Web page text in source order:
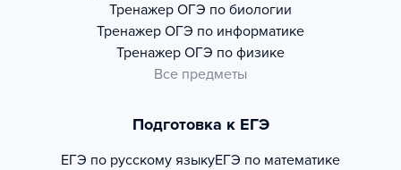
Тренажер ОГЭ по биологии
Тренажер ОГЭ по информатике
Тренажер ОГЭ по физике
Все предметы
Подготовка к ЕГЭ
ЕГЭ по русскому языкуЕГЭ по математике